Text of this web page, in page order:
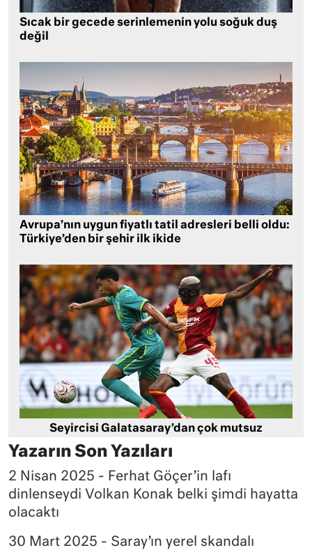
Sıcak bir gecede serinlemenin yolu soğuk duş
değil
Avrupa’nın uygun fiyatlı tatil adresleri belli oldu:
Türkiye’den bir şehir ilk ikide
Seyircisi Galatasaray’dan çok mutsuz
Yazarın Son Yazıları
2 Nisan 2025 - Ferhat Göçer’in lafı
dinlenseydi Volkan Konak belki şimdi hayatta
olacaktı
30 Mart 2025 - Saray’ın yerel skandalı